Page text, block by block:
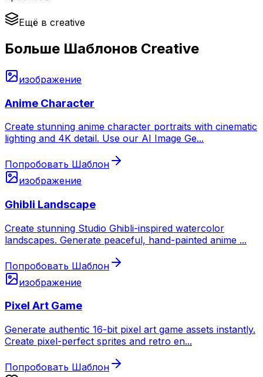
Ещё в creative
Больше Шаблонов Creative
изображение
Anime Character
Create stunning anime character portraits with cinematic
lighting and 4K detail. Use our AI Image Ge...
Попробовать Шаблон
изображение
Ghibli Landscape
Create stunning Studio Ghibli-inspired watercolor
landscapes. Generate peaceful, hand-painted anime ...
Попробовать Шаблон
изображение
Pixel Art Game
Generate authentic 16-bit pixel art game assets instantly.
Create pixel-perfect sprites and retro en...
Попробовать Шаблон